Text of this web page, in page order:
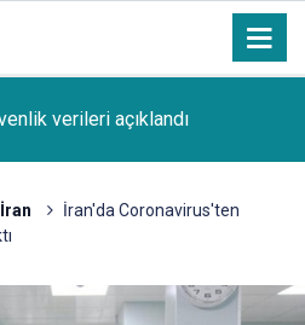
verileri açıklandı
İran
İran'da Coronavirus'ten